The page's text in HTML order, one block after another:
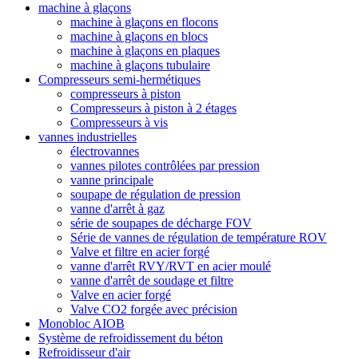
machine à glaçons
machine à glaçons en flocons
machine à glaçons en blocs
machine à glaçons en plaques
machine à glaçons tubulaire
Compresseurs semi-hermétiques
compresseurs à piston
Compresseurs à piston à 2 étages
Compresseurs à vis
vannes industrielles
électrovannes
vannes pilotes contrôlées par pression
vanne principale
soupape de régulation de pression
vanne d'arrêt à gaz
série de soupapes de décharge FOV
Série de vannes de régulation de température ROV
Valve et filtre en acier forgé
vanne d'arrêt RVY/RVT en acier moulé
vanne d'arrêt de soudage et filtre
Valve en acier forgé
Valve CO2 forgée avec précision
Monobloc AIOB
Système de refroidissement du béton
Refroidisseur d'air